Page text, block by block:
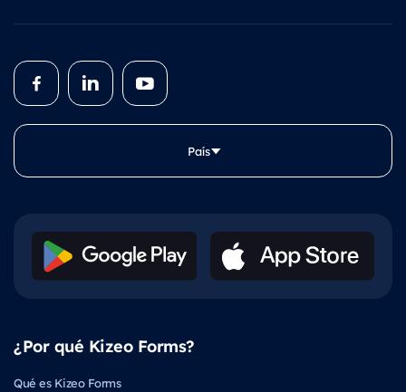
País
¿Por qué Kizeo Forms?
Qué es Kizeo Forms